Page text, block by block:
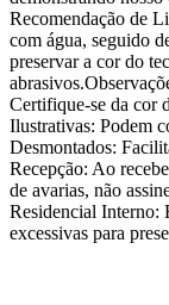
Recomendação de
com água, seguido
preservar a cor do
Certifique-se da cor
Ilustrativas: Podem
Desmontados:
Recepção: Ao
de avarias, não
Residencial Interno:
excessivas para